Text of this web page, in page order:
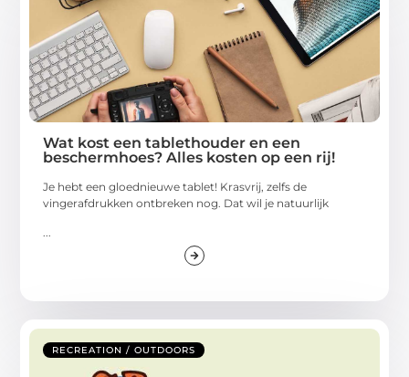
Wat kost een tablethouder en een
beschermhoes? Alles kosten op een rij!
Je hebt een gloednieuwe tablet! Krasvrij, zelfs de
vingerafdrukken ontbreken nog. Dat wil je natuurlijk
...
RECREATION / OUTDOORS